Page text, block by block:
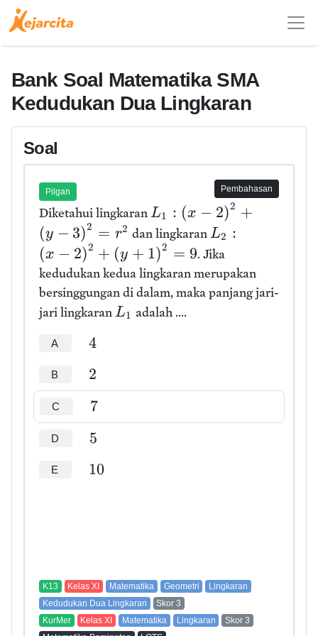
Bank Soal Matematika SMA
Kedudukan Dua Lingkaran
Soal
Pilgan Pembahasan
Diketahui lingkaranL1 : (x − 2)2 +
(y − 3)2 = r2 dan lingkaranL2 :
(x − 2)2 + (y + 1)2 = 9. Jika
kedudukan kedua lingkaran merupakan
bersinggungan di dalam, maka panjang jari-
jari lingkaranL1 adalah ....
A 4
B 2
C 7
D 5
E 10
K13 Kelas XI Matematika Geometri
Lingkaran
Kedudukan Dua Lingkaran
Skor 3
KurMer
Kelas XI Matematika Lingkaran
Skor 3